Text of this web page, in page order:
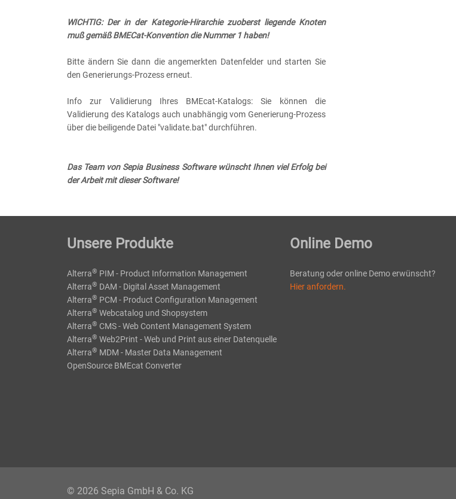
WICHTIG: Der in der Kategorie-Hirarchie zuoberst liegende Knoten
muß gemäß BMECat-Konvention die Nummer 1 haben!
Bitte ändern Sie dann die angemerkten Datenfelder und starten Sie
den Generierungs-Prozess erneut.
Info zur Validierung Ihres BMEcat-Katalogs: Sie können die
Validierung des Katalogs auch unabhängig vom Generierung-Prozess
über die beiligende Datei "validate.bat" durchführen.
Das Team von Sepia Business Software wünscht Ihnen viel Erfolg bei
der Arbeit mit dieser Software!
Unsere Produkte
Alterra® PIM - Product Information Management
Alterra® DAM - Digital Asset Management
Alterra® PCM - Product Configuration Management
Alterra® Webcatalog und Shopsystem
Alterra® CMS - Web Content Management System
Alterra® Web2Print - Web und Print aus einer Datenquelle
Alterra® MDM - Master Data Management
OpenSource BMEcat Converter
Online Demo
Beratung oder online Demo erwünscht?
Hier anfordern.
© 2026 Sepia GmbH & Co. KG